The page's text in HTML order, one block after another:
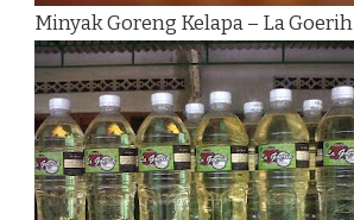
Minyak Goreng Kelapa – La Goerih